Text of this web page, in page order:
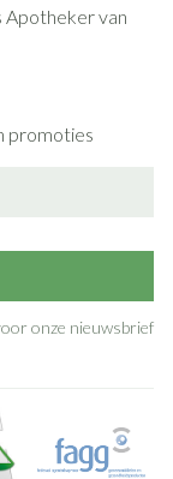
Apotheker van
promoties
onze nieuwsbrief